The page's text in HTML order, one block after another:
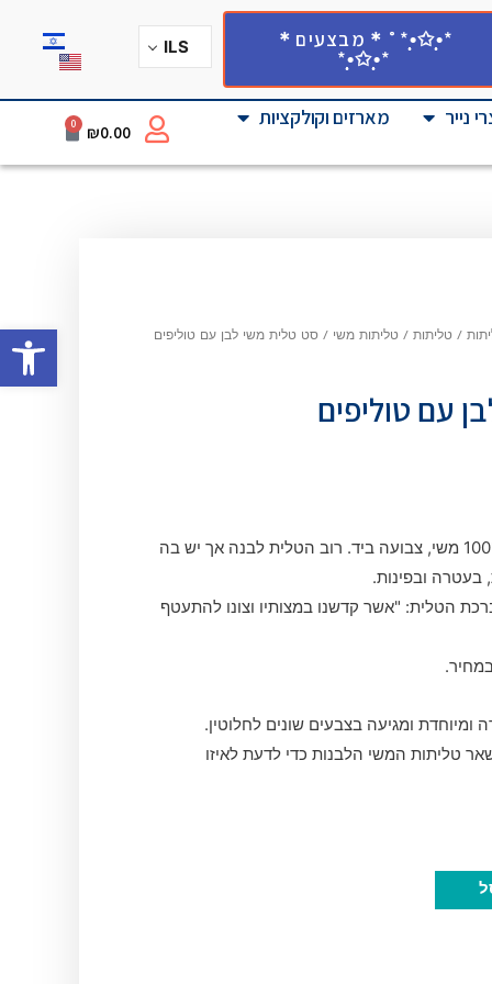
פתח
*•̩̩͙✩•̩̩͙*˚＊מבצעים＊
*•̩̩͙✩•̩̩͙*
ILS
נייר
מארזים וקולקציות
₪0.00
0
/ טליתות / טליתות משי / סט טלית משי לבן עם טוליפים
עם טוליפים
טלית עדינה עשויה כולה 100% משי, צבועה ביד. רוב הטלית לבנה אך יש בה
בעטרה ובפינות.
הטלית: "אשר קדשנו במצותיו וצונו להתעטף
ומיוחדת ומגיעה בצבעים שונים לחלוטין.
טליתות המשי הלבנות כדי לדעת לאיזו